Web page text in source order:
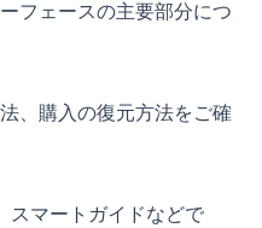
フェースの主要部分につ
、購入の復元方法をご確
スマートガイドなどで